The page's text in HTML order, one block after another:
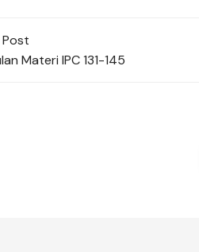
Post
Materi IPC 131-145